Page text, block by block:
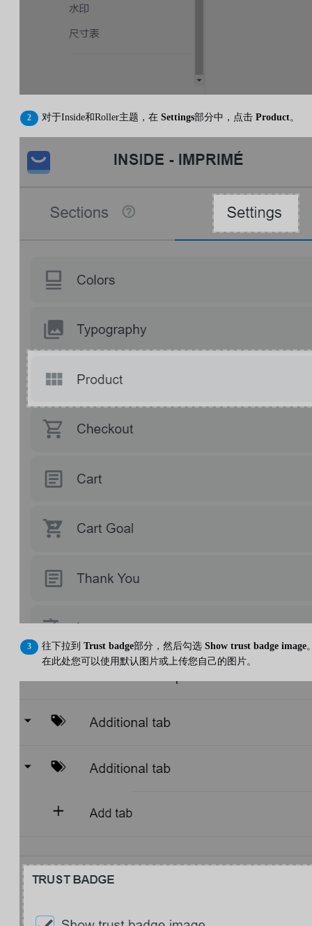
对于Inside和Roller主题，在 Settings部分中，点击 Product。
往下拉到 Trust badge部分，然后勾选 Show trust badge image
在此处您可以使用默认图片或上传您自己的图片。